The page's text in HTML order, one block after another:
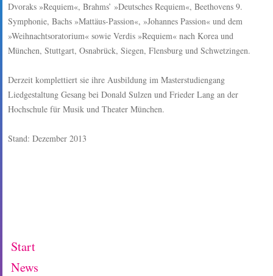
Dvoraks »Requiem«, Brahms’ »Deutsches Requiem«, Beethovens 9.
Symphonie, Bachs »Mattäus-Passion«, »Johannes Passion« und dem
»Weihnachtsoratorium« sowie Verdis »Requiem« nach Korea und
München, Stuttgart, Osnabrück, Siegen, Flensburg und Schwetzingen.
Derzeit komplettiert sie ihre Ausbildung im Masterstudiengang
Liedgestaltung Gesang bei Donald Sulzen und Frieder Lang an der
Hochschule für Musik und Theater München.
Stand: Dezember 2013
Start
News